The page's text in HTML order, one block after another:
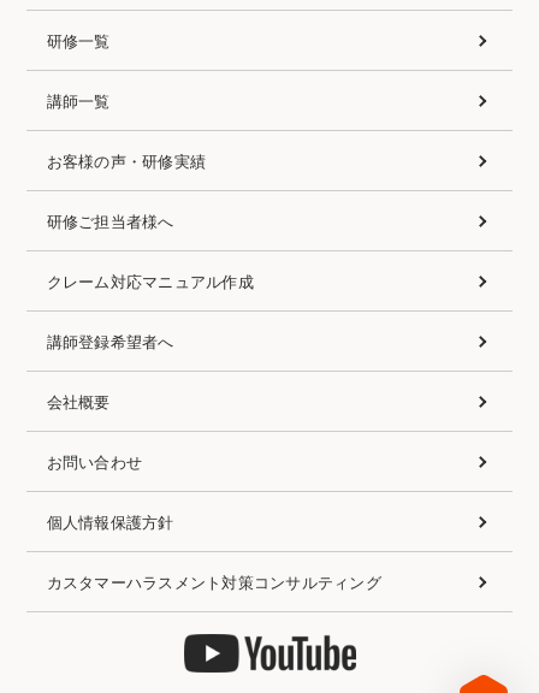
研修一覧
講師一覧
お客様の声・研修実績
研修ご担当者様へ
クレーム対応マニュアル作成
講師登録希望者へ
会社概要
お問い合わせ
個人情報保護方針
カスタマーハラスメント対策コンサルティング